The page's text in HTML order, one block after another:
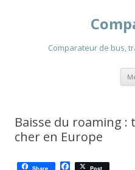
Comparateur de bus,
Baisse du roaming :
cher en Europe